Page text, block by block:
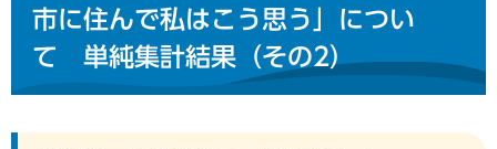
市に住んで私はこう思う」につい
て 単純集計結果（その2）